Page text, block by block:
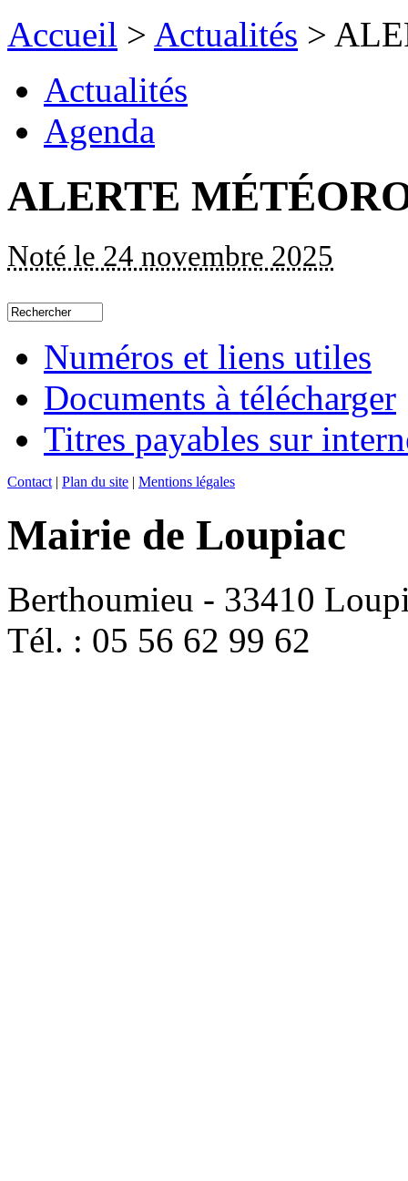
Accueil > Actualités >
Actualités
Agenda
ALERTE
Noté le 24 novembre 2025
Numéros et liens utiles
Documents à télécharger
Titres payables sur
Contact | Plan du site | Mentions légales
Mairie de Loupiac
Berthoumieu - 33410
Tél. : 05 56 62 99 62